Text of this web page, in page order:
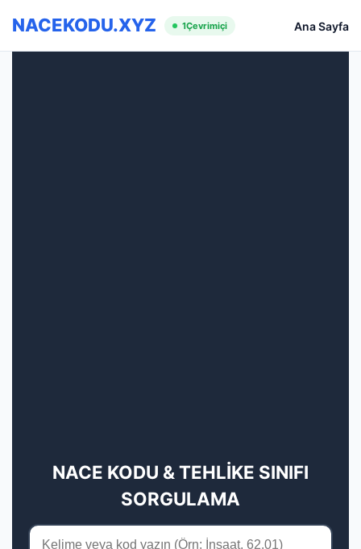
NACEKODU.XYZ 1Çevrimiçi Ana Sayfa
NACE KODU & TEHLİKE SINIFI
SORGULAMA